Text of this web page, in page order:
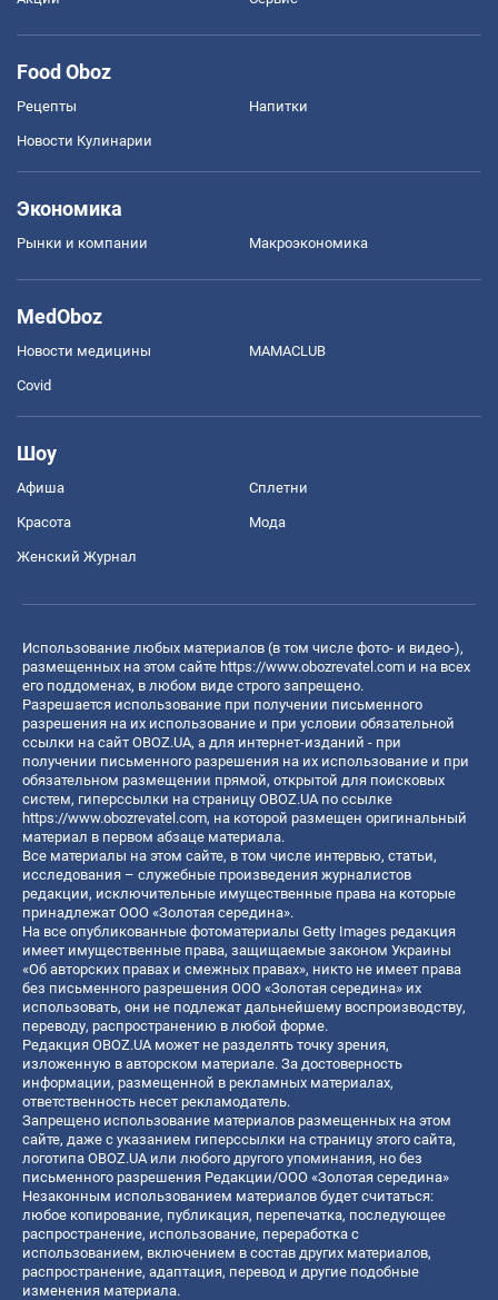
Food Oboz
Рецепты Напитки
Новости Кулинарии
Экономика
Рынки и компании Mакроэкономика
MedOboz
Новости медицины MAMACLUB
Covid
Шоу
Афиша Сплетни
Красота Мода
Женский Журнал
Использование любых материалов (в том числе фото- и видео-),
размещенных на этом сайте https://www.obozrevatel.com и на всех
его поддоменах, в любом виде строго запрещено.
Разрешается использование при получении письменного
разрешения на их использование и при условии обязательной
ссылки на сайт OBOZ.UA, а для интернет-изданий - при
получении письменного разрешения на их использование и при
обязательном размещении прямой, открытой для поисковых
систем, гиперссылки на страницу OBOZ.UA по ссылке
https://www.obozrevatel.com, на которой размещен оригинальный
материал в первом абзаце материала.
Все материалы на этом сайте, в том числе интервью, статьи,
исследования – служебные произведения журналистов
редакции, исключительные имущественные права на которые
принадлежат ООО «Золотая середина».
На все опубликованные фотоматериалы Getty Images редакция
имеет имущественные права, защищаемые законом Украины
«Об авторских правах и смежных правах», никто не имеет права
без письменного разрешения ООО «Золотая середина» их
использовать, они не подлежат дальнейшему воспроизводству,
переводу, распространению в любой форме.
Редакция OBOZ.UA может не разделять точку зрения,
изложенную в авторском материале. За достоверность
информации, размещенной в рекламных материалах,
ответственность несет рекламодатель.
Запрещено использование материалов размещенных на этом
сайте, даже с указанием гиперссылки на страницу этого сайта,
логотипа OBOZ.UA или любого другого упоминания, но без
письменного разрешения Редакции/ООО «Золотая середина»
Незаконным использованием материалов будет считаться:
любое копирование, публикация, перепечатка, последующее
распространение, использование, переработка с
использованием, включением в состав других материалов,
распространение, адаптация, перевод и другие подобные
изменения материала.